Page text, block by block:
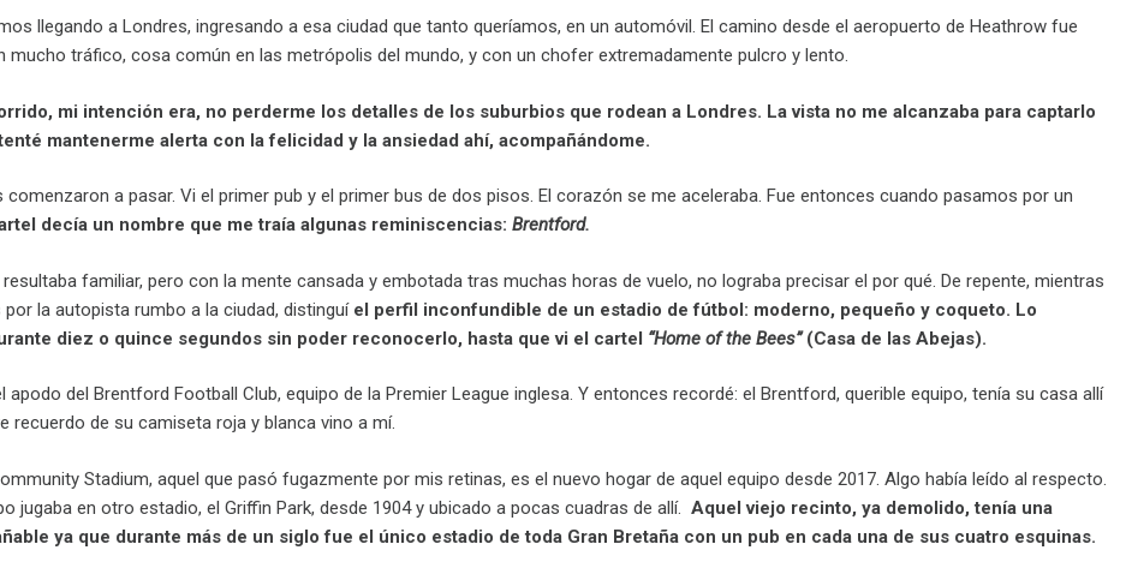
llegando a Londres, ingresando a esa ciudad que tanto queríamos, en un automóvil. El camino desde el aeropuerto de Heathrow fue
mucho tráfico, cosa común en las metrópolis del mundo, y con un chofer extremadamente pulcro y lento.
mi intención era, no perderme los detalles de los suburbios que rodean a Londres. La vista no me alcanzaba para captarlo
mantenerme alerta con la felicidad y la ansiedad ahí, acompañándome.
comenzaron a pasar. Vi el primer pub y el primer bus de dos pisos. El corazón se me aceleraba. Fue entonces cuando pasamos por un
decía un nombre que me traía algunas reminiscencias: Brentford.
familiar, pero con la mente cansada y embotada tras muchas horas de vuelo, no lograba precisar el por qué. De repente, mientras
la autopista rumbo a la ciudad, distinguí el perfil inconfundible de un estadio de fútbol: moderno, pequeño y coqueto. Lo
diez o quince segundos sin poder reconocerlo, hasta que vi el cartel “Home of the Bees”(Casa de las Abejas).
apodo del Brentford Football Club, equipo de la Premier League inglesa. Y entonces recordé: el Brentford, querible equipo, tenía su casa allí
recuerdo de su camiseta roja y blanca vino a mí.
Stadium, aquel que pasó fugazmente por mis retinas, es el nuevo hogar de aquel equipo desde 2017. Algo había leído al respecto.
jugaba en otro estadio, el Griffin Park, desde 1904 y ubicado a pocas cuadras de allí. Aquel viejo recinto, ya demolido, tenía una
ya que durante más de un siglo fue el único estadio de toda Gran Bretaña con un pub en cada una de sus cuatro esquinas.